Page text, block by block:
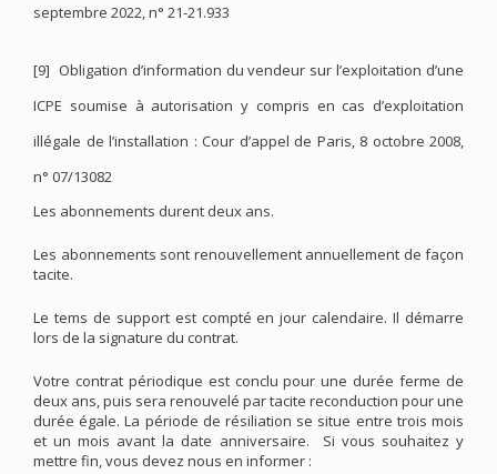
septembre 2022, n° 21-21.933
[9] Obligation d’information du vendeur sur l’exploitation d’une
ICPE soumise à autorisation y compris en cas d’exploitation
illégale de l’installation : Cour d’appel de Paris, 8 octobre 2008,
n° 07/13082
Les abonnements durent deux ans.
Les abonnements sont renouvellement annuellement de façon
tacite.
Le tems de support est compté en jour calendaire. Il démarre
lors de la signature du contrat.
Votre contrat périodique est conclu pour une durée ferme de
deux ans, puis sera renouvelé par tacite reconduction pour une
durée égale. La période de résiliation se situe entre trois mois
et un mois avant la date anniversaire. Si vous souhaitez y
mettre fin, vous devez nous en informer :